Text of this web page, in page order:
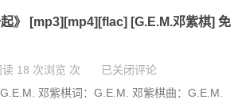
起》 [mp3][mp4][flac] [G.E.M.邓紫棋] 免
读 18 次浏览 次 已关闭评论
邓紫棋词：G.E.M. 邓紫棋曲：G.E.M.